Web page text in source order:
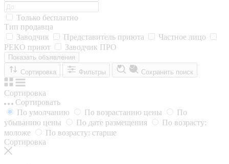
Только бесплатно
Тип продавца
Заводчик
Представитель приюта
Частное лицо
РЕКО приют
Заводчик ПРО
Показать объявления
Сортировка
Фильтры Сохранить поиск
Сортировка
Сортировать
По умолчанию
По возрастанию цены
По
убыванию цены
По дате размещения
По возрасту:
моложе
По возрасту: старше
Сортировка